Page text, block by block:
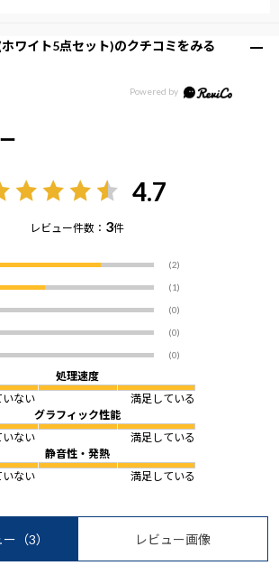
ワイト5点セット)のクチコミをみる
4.7
レビュー件数： 3件
(2)
(1)
(0)
(0)
(0)
処理速度
いない
満足している
グラフィック性能
いない
満足している
静音性・発熱
いない
満足している
ー （3） レビュー画像